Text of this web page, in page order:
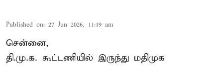
Published on: 27 Jun 2026, 11:19 am
சென்னை,
தி.மு.க. கூட்டணியில் இருந்து மதிமுக